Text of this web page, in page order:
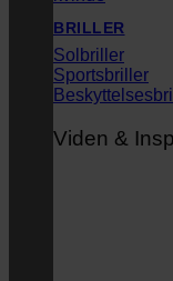
BRILLER
Solbriller
Sportsbriller
Viden &